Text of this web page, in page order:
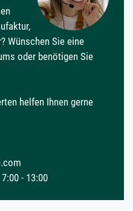
Wünschen Sie eine
oder benötigen Sie
helfen Ihnen gerne
- 13:00